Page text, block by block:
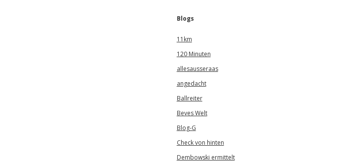
Blogs
11km
120 Minuten
allesausseraas
angedacht
Ballreiter
Beves Welt
Blog-G
Check von hinten
Dembowski ermittelt